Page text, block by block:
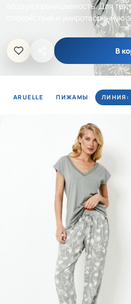
воздухопроницаемость. Для тех,
спокойствие и умиротворённую
В
ARUELLE ПИЖАМЫ ЛИНИЯ: